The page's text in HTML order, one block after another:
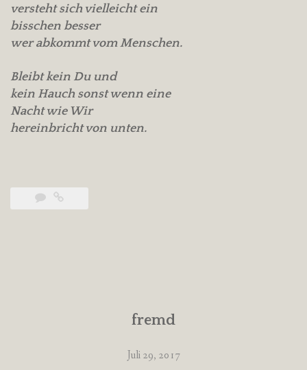
versteht sich vielleicht ein
bisschen besser
wer abkommt vom Menschen.
Bleibt kein Du und
kein Hauch sonst wenn eine
Nacht wie Wir
hereinbricht von unten.
fremd
Juli 29, 2017